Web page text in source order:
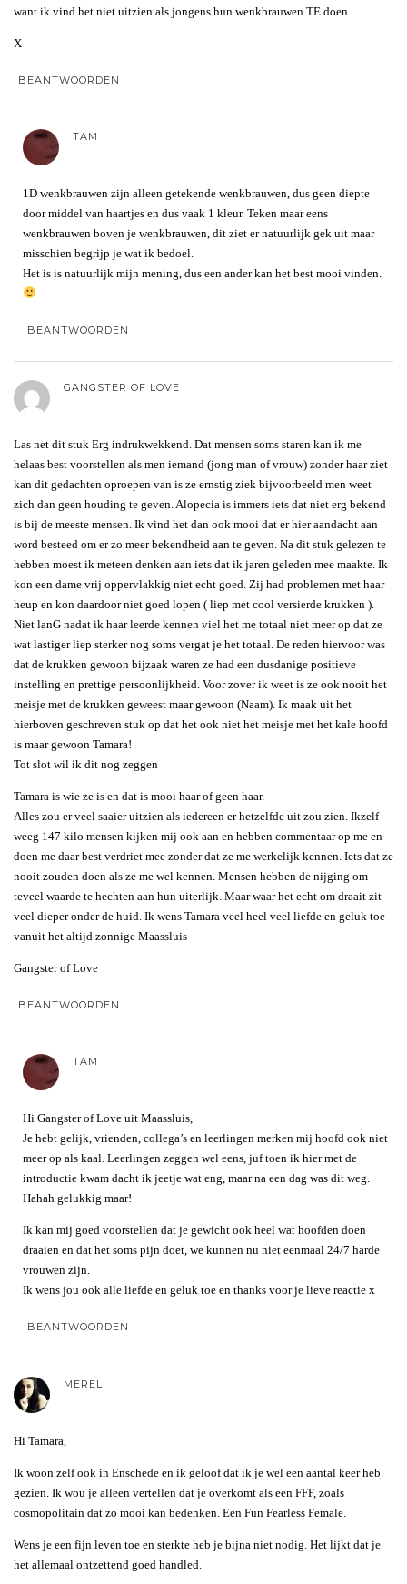
want ik vind het niet uitzien als jongens hun wenkbrauwen TE doen.
X
BEANTWOORDEN
TAM
1D wenkbrauwen zijn alleen getekende wenkbrauwen, dus geen diepte
door middel van haartjes en dus vaak 1 kleur. Teken maar eens
wenkbrauwen boven je wenkbrauwen, dit ziet er natuurlijk gek uit maar
misschien begrijp je wat ik bedoel.
Het is is natuurlijk mijn mening, dus een ander kan het best mooi vinden.
BEANTWOORDEN
GANGSTER OF LOVE
Las net dit stuk Erg indrukwekkend. Dat mensen soms staren kan ik me
helaas best voorstellen als men iemand (jong man of vrouw) zonder haar ziet
kan dit gedachten oproepen van is ze ernstig ziek bijvoorbeeld men weet
zich dan geen houding te geven. Alopecia is immers iets dat niet erg bekend
is bij de meeste mensen. Ik vind het dan ook mooi dat er hier aandacht aan
word besteed om er zo meer bekendheid aan te geven. Na dit stuk gelezen te
hebben moest ik meteen denken aan iets dat ik jaren geleden mee maakte. Ik
kon een dame vrij oppervlakkig niet echt goed. Zij had problemen met haar
heup en kon daardoor niet goed lopen ( liep met cool versierde krukken ).
Niet lanG nadat ik haar leerde kennen viel het me totaal niet meer op dat ze
wat lastiger liep sterker nog soms vergat je het totaal. De reden hiervoor was
dat de krukken gewoon bijzaak waren ze had een dusdanige positieve
instelling en prettige persoonlijkheid. Voor zover ik weet is ze ook nooit het
meisje met de krukken geweest maar gewoon (Naam). Ik maak uit het
hierboven geschreven stuk op dat het ook niet het meisje met het kale hoofd
is maar gewoon Tamara!
Tot slot wil ik dit nog zeggen
Tamara is wie ze is en dat is mooi haar of geen haar.
Alles zou er veel saaier uitzien als iedereen er hetzelfde uit zou zien. Ikzelf
weeg 147 kilo mensen kijken mij ook aan en hebben commentaar op me en
doen me daar best verdriet mee zonder dat ze me werkelijk kennen. Iets dat ze
nooit zouden doen als ze me wel kennen. Mensen hebben de nijging om
teveel waarde te hechten aan hun uiterlijk. Maar waar het echt om draait zit
veel dieper onder de huid. Ik wens Tamara veel heel veel liefde en geluk toe
vanuit het altijd zonnige Maassluis
Gangster of Love
BEANTWOORDEN
TAM
Hi Gangster of Love uit Maassluis,
Je hebt gelijk, vrienden, collega’s en leerlingen merken mij hoofd ook niet
meer op als kaal. Leerlingen zeggen wel eens, juf toen ik hier met de
introductie kwam dacht ik jeetje wat eng, maar na een dag was dit weg.
Hahah gelukkig maar!
Ik kan mij goed voorstellen dat je gewicht ook heel wat hoofden doen
draaien en dat het soms pijn doet, we kunnen nu niet eenmaal 24/7 harde
vrouwen zijn.
Ik wens jou ook alle liefde en geluk toe en thanks voor je lieve reactie x
BEANTWOORDEN
MEREL
Hi Tamara,
Ik woon zelf ook in Enschede en ik geloof dat ik je wel een aantal keer heb
gezien. Ik wou je alleen vertellen dat je overkomt als een FFF, zoals
cosmopolitain dat zo mooi kan bedenken. Een Fun Fearless Female.
Wens je een fijn leven toe en sterkte heb je bijna niet nodig. Het lijkt dat je
het allemaal ontzettend goed handled.